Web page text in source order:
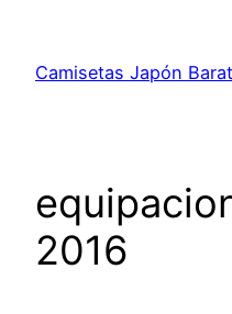
contenido
Camisetas Japón
2016